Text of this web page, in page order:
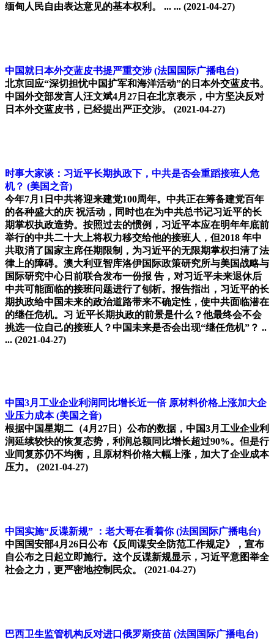
缅甸人民自由表达意见的基本权利。 ... ... (2021-04-27)
中国就日本外交蓝皮书提严重交涉 (法国国际广播电台)
北京回应“深切担忧中国扩军和海洋活动”的日本外交蓝皮书。
中国外交部发言人汪文斌4月27日在北京表示，中方坚决反对
日本外交蓝皮书，已经提出严正交涉。 (2021-04-27)
时事大家谈：习近平长期执政下，中共是否会重蹈接班人危
机？ (美国之音)
今年7月1日中共将迎来建党100周年。中共正在筹备建党百年
的各种盛大的庆 祝活动，同时也在为中共总书记习近平的长
期掌权执政造势。按照过去的惯例，习近平本应在明年年底前
举行的中共二十大上将权力移交给他的接班人，但2018 年中
共取消了国家主席任期限制，为习近平的无限期掌权扫清了法
律上的障碍。澳大利亚智库洛伊国际政策研究所与美国战略与
国际研究中心日前联合发布一份报 告，对习近平未来退休后
中共可能面临的接班问题进行了刨析。报告指出，习近平的长
期执政给中国未来的政治道路带来不确定性，使中共面临潜在
的继任危机。习 近平长期执政的前景是什么？他最终会不会
挑选一位自己的接班人？中国未来是否会出现“继任危机”？ ..
... (2021-04-27)
中国3月工业企业利润同比增长近一倍 原材料价格上涨加大企
业压力成本(美国之音)
根据中国星期二（4月27日）公布的数据，中国3月工业企业利
润延续较快的恢复态势，利润总额同比增长超过90%。但是行
业间复苏仍不均衡，且原材料价格大幅上涨，加大了企业成本
压力。 (2021-04-27)
中国实施“反谍新规” ：老大哥在看着你 (法国国际广播电台)
中国国安部4月26日公布《反间谍安全防范工作规定》，宣布
自公布之日起立即施行。这个反谍新规显示，习近平意图举全
社会之力，更严密地控制民众。 (2021-04-27)
巴西卫生监管机构反对进口俄罗斯疫苗 (法国国际广播电台)